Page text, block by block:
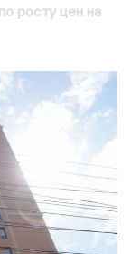
росту цен на